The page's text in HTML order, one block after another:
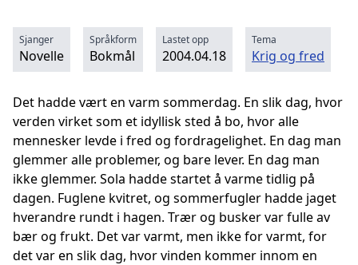
Sjanger
Novelle
Språkform
Bokmål
Lastet opp
2004.04.18
Tema
Krig og fred
Det hadde vært en varm sommerdag. En slik dag, hvor
verden virket som et idyllisk sted å bo, hvor alle
mennesker levde i fred og fordragelighet. En dag man
glemmer alle problemer, og bare lever. En dag man
ikke glemmer. Sola hadde startet å varme tidlig på
dagen. Fuglene kvitret, og sommerfugler hadde jaget
hverandre rundt i hagen. Trær og busker var fulle av
bær og frukt. Det var varmt, men ikke for varmt, for
det var en slik dag, hvor vinden kommer innom en